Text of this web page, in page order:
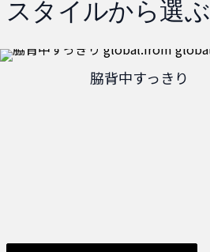
スタイルから選ぶ
脇背中すっきり